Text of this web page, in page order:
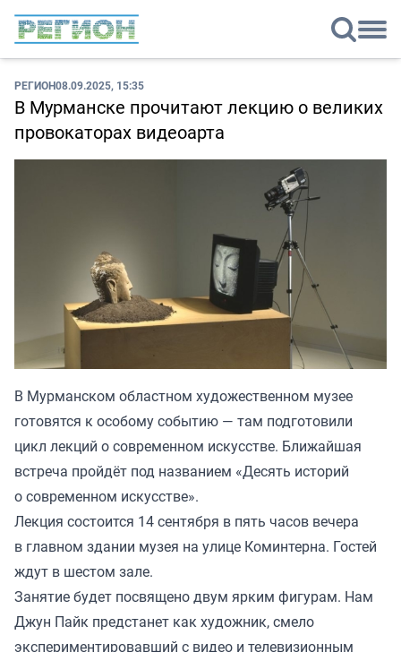
РЕГИОН08.09.2025, 15:35
В Мурманске прочитают лекцию о великих
провокаторах видеоарта
В Мурманском областном художественном музее
готовятся к особому событию — там подготовили
цикл лекций о современном искусстве. Ближайшая
встреча пройдёт под названием «Десять историй
о современном искусстве».
Лекция состоится 14 сентября в пять часов вечера
в главном здании музея на улице Коминтерна. Гостей
ждут в шестом зале.
Занятие будет посвящено двум ярким фигурам. Нам
Джун Пайк предстанет как художник, смело
экспериментировавший с видео и телевизионным